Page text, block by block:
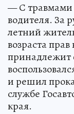
— С травмами
водителя. За
летний
возраста
принадлежит
и решил
службе
края.